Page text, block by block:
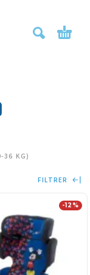
36 KG)
FILTRER
-12%